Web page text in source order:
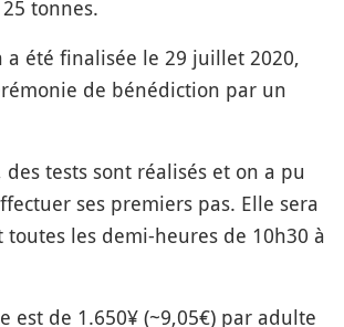
tonnes.
a été finalisée le 29 juillet 2020,
de bénédiction par un
tests sont réalisés et on a pu
ses premiers pas. Elle sera
toutes les demi-heures de 10h30 à
est de 1.650¥ (~9,05€) par adulte